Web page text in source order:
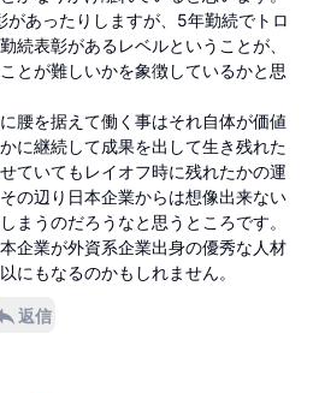
があったりしますが、5年勤続でトロ
続表彰があるレベルということが、
とが難しいかを象徴しているかと思
腰を据えて働く事はそれ自体が価値
に継続して成果を出して生き残れた
ていてもレイオフ時に残れたかの運
の辺り日本企業からは想像出来ない
まうのだろうなと思うところです。
企業が外資系企業出身の優秀な人材
にもなるのかもしれません。
返信